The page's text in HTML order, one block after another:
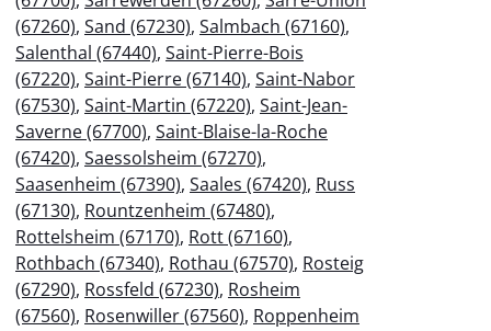
(67260), Sand (67230), Salmbach (67160),
Salenthal (67440), Saint-Pierre-Bois
(67220), Saint-Pierre (67140), Saint-Nabor
(67530), Saint-Martin (67220), Saint-Jean-
Saverne (67700), Saint-Blaise-la-Roche
(67420), Saessolsheim (67270),
Saasenheim (67390), Saales (67420), Russ
(67130), Rountzenheim (67480),
Rottelsheim (67170), Rott (67160),
Rothbach (67340), Rothau (67570), Rosteig
(67290), Rossfeld (67230), Rosheim
(67560), Rosenwiller (67560), Roppenheim